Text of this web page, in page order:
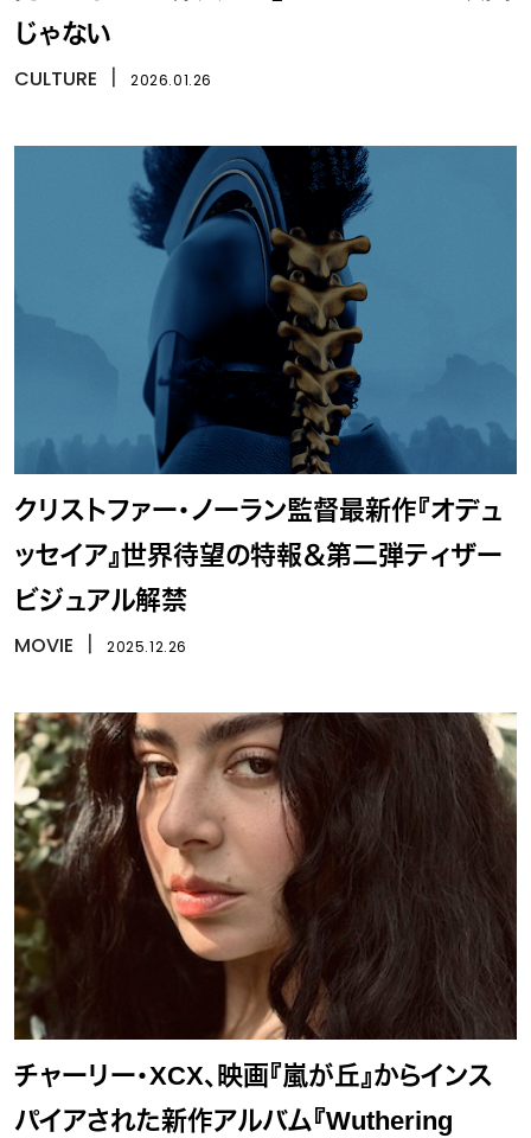
じゃない
CULTURE 2026.01.26
クリストファー・ノーラン監督最新作『オデュ
ッセイア』世界待望の特報＆第二弾ティザー
ビジュアル解禁
MOVIE 2025.12.26
チャーリー・XCX、映画『嵐が丘』からインス
パイアされた新作アルバム『Wuthering